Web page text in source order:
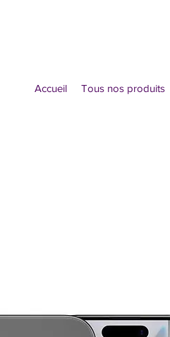
Accueil Tous nos produits